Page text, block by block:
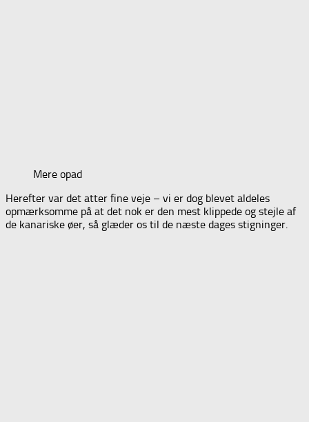
Mere opad
Herefter var det atter fine veje – vi er dog blevet aldeles
opmærksomme på at det nok er den mest klippede og stejle af
de kanariske øer, så glæder os til de næste dages stigninger.